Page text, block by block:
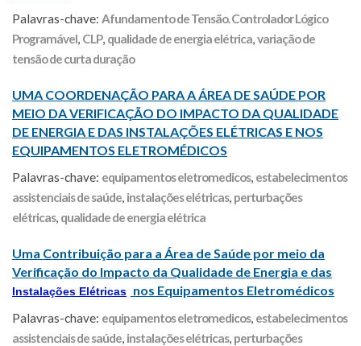
Palavras-chave: Afundamento de Tensão. Controlador Lógico
Programável, CLP, qualidade de energia elétrica,variação de
tensão de curta duração
UMA COORDENAÇÃO PARA A ÁREA DE SAÚDE POR
MEIO DA VERIFICAÇÃO DO IMPACTO DA QUALIDADE
DE ENERGIA E DAS INSTALAÇÕES ELÉTRICAS E NOS
EQUIPAMENTOS ELETROMÉDICOS
Palavras-chave: equipamentos eletromedicos, estabelecimentos
assistenciais de saúde, instalações elétricas, perturbações
elétricas, qualidade de energia elétrica
Uma Contribuição para a Área de Saúde por meio da
Verificação do Impacto da Qualidade de Energia e das
Instalações Elétricas nos Equipamentos Eletromédicos
Palavras-chave: equipamentos eletromedicos, estabelecimentos
assistenciais de saúde, instalações elétricas, perturbações